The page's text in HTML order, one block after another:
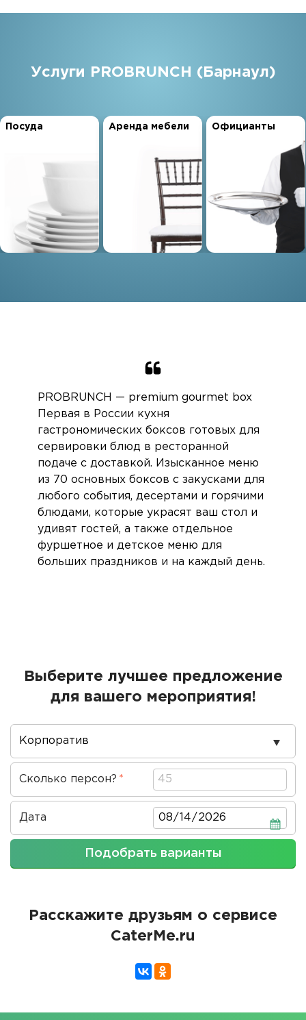
Услуги PROBRUNCH (Барнаул)
Посуда Аренда мебели Официанты
PROBRUNCH — premium gourmet box
Первая в России кухня
гастрономических боксов готовых для
сервировки блюд в ресторанной
подаче с доставкой. Изысканное меню
из 70 основных боксов с закусками для
любого события, десертами и горячими
блюдами, которые украсят ваш стол и
удивят гостей, а также отдельное
фуршетное и детское меню для
больших праздников и на каждый день.
Выберите лучшее предложение
для вашего мероприятия!
Повод
проведения
Сколько персон?
Дата Дата
Подобрать варианты
Расскажите друзьям о сервисе
CaterMe.ru